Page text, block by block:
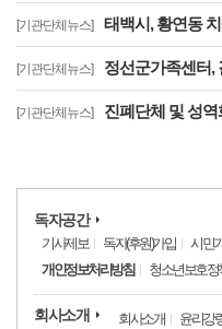
[기관단체뉴스] 태백시, 황연동
[기관단체뉴스] 정선군가족센터, 결혼이민
[기관단체뉴스] 진폐단체 및 성역화추진위
독자공간
기사제보 독자(후원)가입 시민
개인정보처리방침
청소년보호정
회사소개 회사소개 윤리강